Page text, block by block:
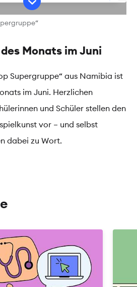
Information
Management Platform
Monats im Juni
Supergruppe“ aus Namibia ist
im Juni. Herzlichen
und Schüler stellen den
vor – und selbst
dabei zu Wort.